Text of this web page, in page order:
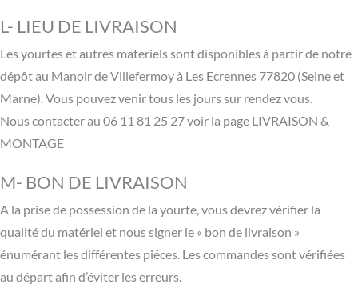
L- LIEU DE LIVRAISON
Les yourtes et autres materiels sont disponibles à partir de notre
dépôt au Manoir de Villefermoy à Les Ecrennes 77820 (Seine et
Marne). Vous pouvez venir tous les jours sur rendez vous.
Nous contacter au 06 11 81 25 27 voir la page LIVRAISON &
MONTAGE
M- BON DE LIVRAISON
A la prise de possession de la yourte, vous devrez vérifier la
qualité du matériel et nous signer le « bon de livraison »
énumérant les différentes piéces. Les commandes sont vérifiées
au départ afin d’éviter les erreurs.